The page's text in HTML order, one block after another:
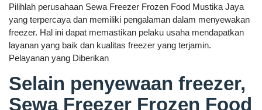
Pilihlah perusahaan Sewa Freezer Frozen Food Mustika Jaya
yang terpercaya dan memiliki pengalaman dalam menyewakan
freezer. Hal ini dapat memastikan pelaku usaha mendapatkan
layanan yang baik dan kualitas freezer yang terjamin.
Pelayanan yang Diberikan
Selain penyewaan freezer,
Sewa Freezer Frozen Food